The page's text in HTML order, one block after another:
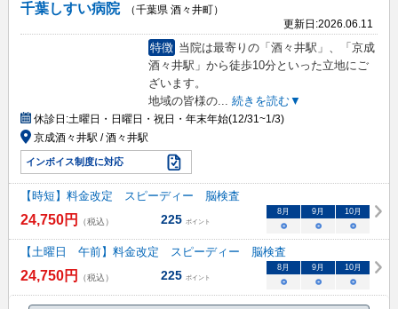
千葉しすい病院
（千葉県 酒々井町）
更新日:2026.06.11
特徴 当院は最寄りの「酒々井駅」、「京成
酒々井駅」から徒歩10分といった立地にご
ざいます。
地域の皆様の... 続きを読む▼
休診日:土曜日・日曜日・祝日・年末年始(12/31~1/3)
京成酒々井駅 / 酒々井駅
インボイス制度に対応
【時短】料金改定 スピーディー 脳検査
24,750円 （税込） 225 ポイント
8月 9月 10月
○ ○ ○
【土曜日 午前】料金改定 スピーディー 脳検査
24,750円 （税込） 225 ポイント
8月 9月 10月
○ ○ ○